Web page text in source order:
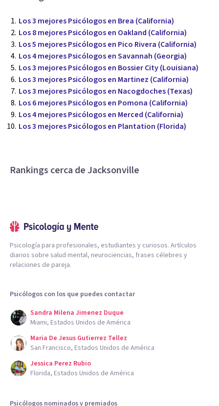
Los 3 mejores Psicólogos en Brea (California)
Los 8 mejores Psicólogos en Oakland (California)
Los 5 mejores Psicólogos en Pico Rivera (California)
Los 4 mejores Psicólogos en Savannah (Georgia)
Los 3 mejores Psicólogos en Bossier City (Louisiana)
Los 3 mejores Psicólogos en Martinez (California)
Los 3 mejores Psicólogos en Nacogdoches (Texas)
Los 6 mejores Psicólogos en Pomona (California)
Los 4 mejores Psicólogos en Merced (California)
Los 3 mejores Psicólogos en Plantation (Florida)
Rankings cerca de Jacksonville
Psicología para profesionales, estudiantes y curiosos. Artículos
diarios sobre salud mental, neurociencias, frases célebres y
relaciones de pareja.
Psicólogos con los que puedes contactar
Sandra Milena Jimenez Duque
Miami, Estados Unidos de América
Maria De Jesus Gutierrez Tellez
San Francisco, Estados Unidos de América
Jessica Perez Rubio
Florida, Estados Unidos de América
Psicólogos nominados y premiados